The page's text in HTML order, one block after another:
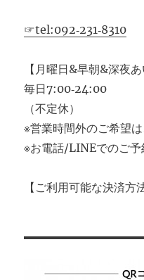
☞tel:092‐231‐8310
【月曜日&早朝&深夜あ
毎日7:00‐24:00
（不定休）
※営業時間外のご希望
※お電話/LINEでのご予
【ご利用可能な決済方